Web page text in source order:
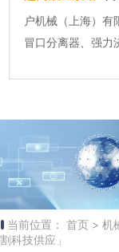
大港口城市设立服
户机械（上海）
冒口分离器、强力
分裂机、岩石钻
当前位置： 首页 > 机
割科技供应」